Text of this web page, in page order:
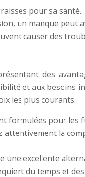
pour sa santé.
un manque peut
causer des
des
et aux
les plus courants.
formulées pour les
la
une excellente
du temps et